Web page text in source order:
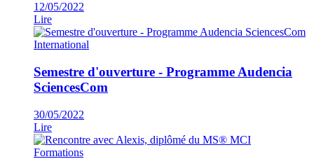
12/05/2022
Lire
International
Semestre d'ouverture - Programme Audencia
SciencesCom
30/05/2022
Lire
Formations